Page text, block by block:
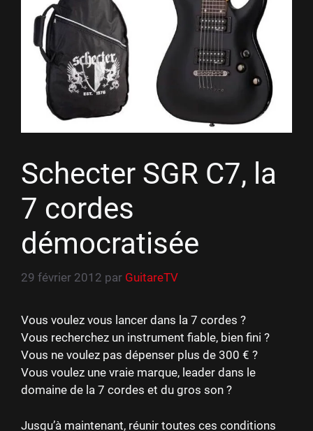
Schecter SGR C7, la
7 cordes
démocratisée
29 février 2012 par GuitareTV
Vous voulez vous lancer dans la 7 cordes ?
Vous recherchez un instrument fiable, bien fini ?
Vous ne voulez pas dépenser plus de 300 € ?
Vous voulez une vraie marque, leader dans le
domaine de la 7 cordes et du gros son ?
Jusqu’à maintenant, réunir toutes ces conditions